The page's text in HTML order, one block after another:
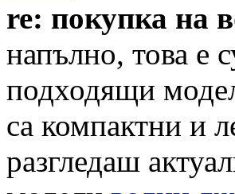
re: покупка на
напълно, това е
подходящи
са компактни и
разгледаш